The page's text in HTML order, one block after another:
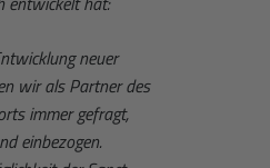
neuer
wir als Partner des
immer gefragt,
einbezogen.